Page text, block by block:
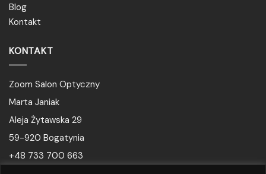
Blog
Kontakt
KONTAKT
Zoom Salon Optyczny
Marta Janiak
Aleja Żytawska 29
59-920 Bogatynia
+48 733 700 663